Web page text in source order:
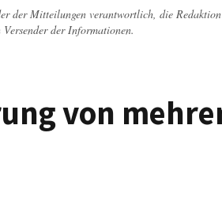
der Mitteilungen verantwortlich, die
der Informationen.
von